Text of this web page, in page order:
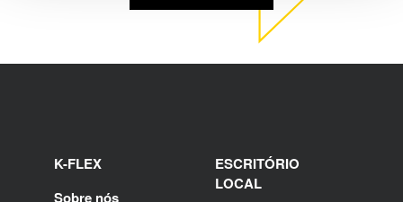
K-FLEX
Sobre nós
ESCRITÓRIO
LOCAL